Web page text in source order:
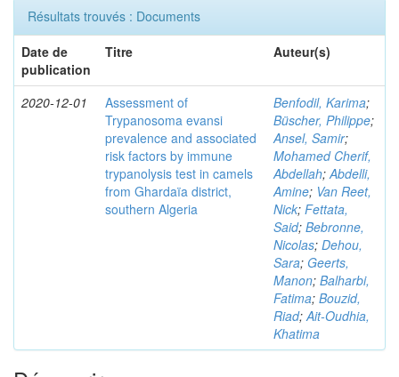
Résultats trouvés : Documents
Date de
publication
Titre Auteur(s)
2020-12-01
Assessment of
Trypanosoma evansi
prevalence and associated
risk factors by immune
trypanolysis test in camels
from Ghardaïa district,
southern Algeria
Benfodil, Karima;
Büscher, Philippe;
Ansel, Samir;
Mohamed Cherif,
Abdellah;Abdelli,
Amine; Van Reet,
Nick; Fettata,
Said; Bebronne,
Nicolas; Dehou,
Sara; Geerts,
Manon; Balharbi,
Fatima; Bouzid,
Riad;Ait-Oudhia,
Khatima